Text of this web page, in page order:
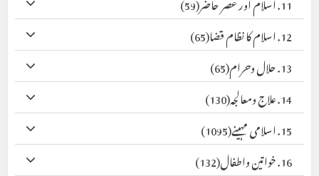
12. اسلام کا نظام قضا
(65)
13. حلال وحرام
(65)
14. علاج ومعالجہ
(130)
15. اسلامی مہینے
(1095)
16. خواتین واطفال
(132)